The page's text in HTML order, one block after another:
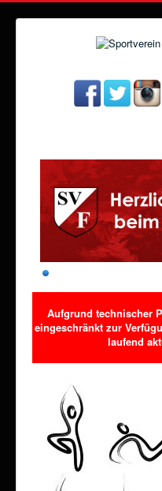
Aufgrund technischer
eingeschränkt zur
laufend